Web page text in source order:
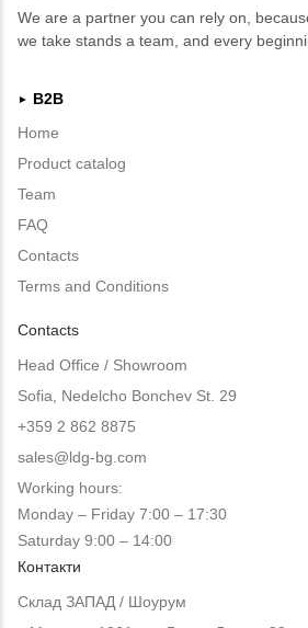
We are a partner you can rely on,
we take stands a team, and every
►
B2B
Home
Product catalog
Team
FAQ
Contacts
Terms and Conditions
Contacts
Head Office / Showroom
Sofia, Nedelcho Bonchev St. 29
+359 2 862 8875
sales@ldg-bg.com
Working hours:
Monday – Friday 7:00 – 17:30
Saturday 9:00 – 14:00
Контакти
Склад ЗАПАД / Шоурум